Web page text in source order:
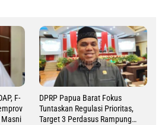
F-
Masni
DPRP Papua Barat Fokus
Tuntaskan Regulasi Prioritas,
Target 3 Perdasus Rampung